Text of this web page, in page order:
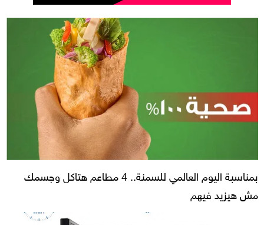
بمناسبة اليوم العالمي للسمنة.. 4 مطاعم هتاكل وجسمك
مش هيزيد فيهم